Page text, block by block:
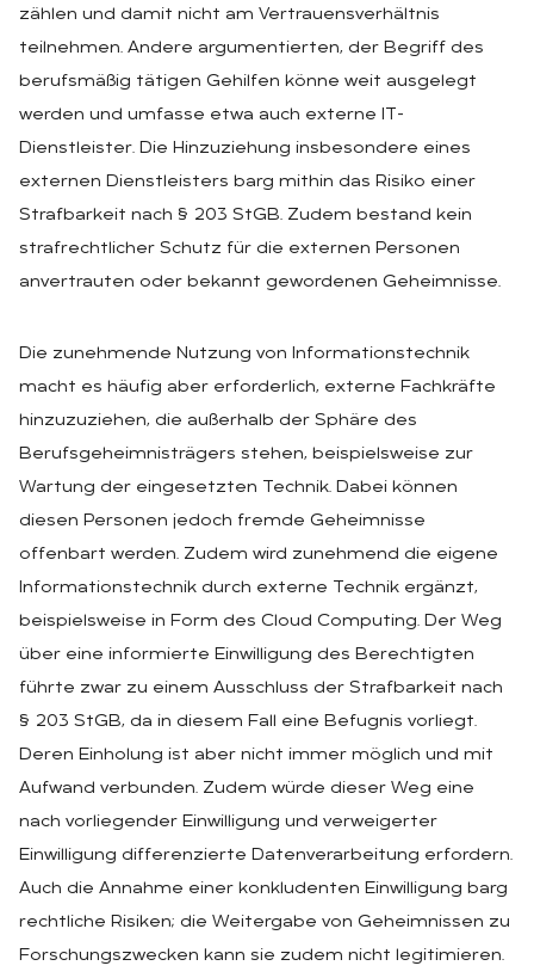
zählen und damit nicht am Vertrauensverhältnis
teilnehmen. Andere argumentierten, der Begriff des
berufsmäßig tätigen Gehilfen könne weit ausgelegt
werden und umfasse etwa auch externe IT-
Dienstleister. Die Hinzuziehung insbesondere eines
externen Dienstleisters barg mithin das Risiko einer
Strafbarkeit nach § 203 StGB. Zudem bestand kein
strafrechtlicher Schutz für die externen Personen
anvertrauten oder bekannt gewordenen Geheimnisse.
Die zunehmende Nutzung von Informationstechnik
macht es häufig aber erforderlich, externe Fachkräfte
hinzuzuziehen, die außerhalb der Sphäre des
Berufsgeheimnisträgers stehen, beispielsweise zur
Wartung der eingesetzten Technik. Dabei können
diesen Personen jedoch fremde Geheimnisse
offenbart werden. Zudem wird zunehmend die eigene
Informationstechnik durch externe Technik ergänzt,
beispielsweise in Form des Cloud Computing. Der Weg
über eine informierte Einwilligung des Berechtigten
führte zwar zu einem Ausschluss der Strafbarkeit nach
§ 203 StGB, da in diesem Fall eine Befugnis vorliegt.
Deren Einholung ist aber nicht immer möglich und mit
Aufwand verbunden. Zudem würde dieser Weg eine
nach vorliegender Einwilligung und verweigerter
Einwilligung differenzierte Datenverarbeitung erfordern.
Auch die Annahme einer konkludenten Einwilligung barg
rechtliche Risiken; die Weitergabe von Geheimnissen zu
Forschungszwecken kann sie zudem nicht legitimieren.